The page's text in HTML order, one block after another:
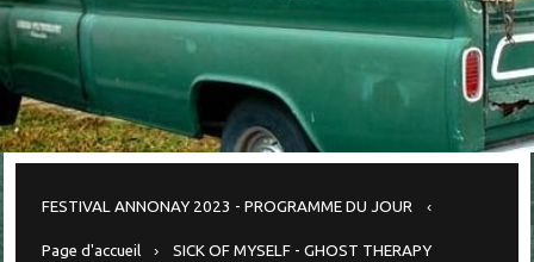
FESTIVAL ANNONAY 2023 - PROGRAMME DU JOUR
Page d'accueil SICK OF MYSELF - GHOST THERAPY